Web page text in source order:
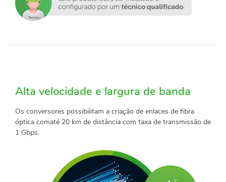
Alta velocidade e largura de banda
Os conversores possibilitam a criação de enlaces de fibra
óptica comaté 20 km de distância com taxa de transmissão de
1 Gbps.